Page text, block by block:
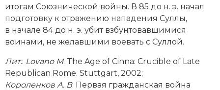
Политическая история
Революции и народные движения
Россия
итогам Союзнической вой­ны. В 85 до н. э. начал
подготовку к отражению нападения Суллы,
в начале 84 до н. э. убит взбунтовавшимися
воинами, не желавшими воевать с Суллой.
Лит.: Lovano M. The Age of Cinna: Crucible of Late
Republican Rome. Stuttgart, 2002;
Короленков А. В. Первая гражданская вой­на